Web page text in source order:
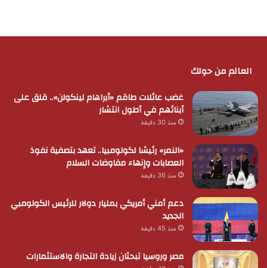
العالم من حولك
غضب عائلات طاقم «أبراهام لينكولن».. قلق على
أبنائهم في أطول انتشار
منذ 30 دقيقة
«النمر» رئيسًا لكولومبيا.. تعهد بتصفية نفوذ
العصابات وإنهاء مفاوضات السلام
منذ 36 دقيقة
دعم أمني أمريكي بمليار دولار للرئيس الكولومبي
الجديد
منذ 45 دقيقة
مصر وروسيا تبحثان زيادة التجارة والاستثمارات